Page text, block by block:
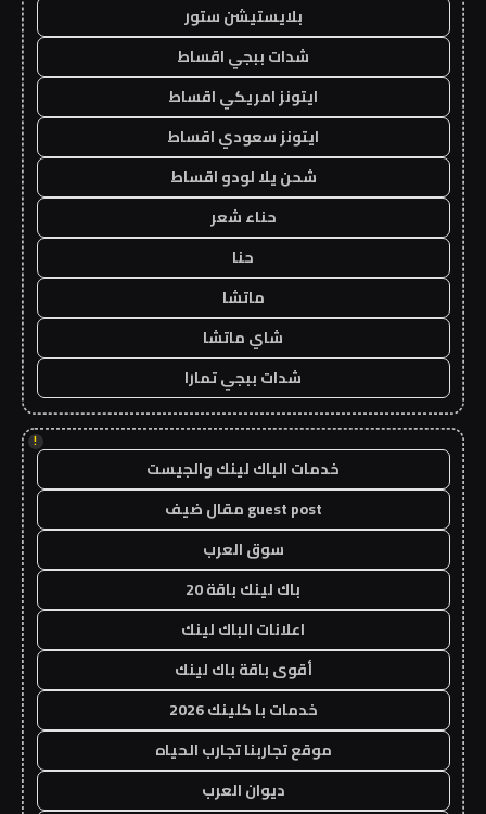
بلايستيشن ستور
شدات ببجي اقساط
ايتونز امريكي اقساط
ايتونز سعودي اقساط
شحن يلا لودو اقساط
حناء شعر
حنا
ماتشا
شاي ماتشا
شدات ببجي تمارا
!
خدمات الباك لينك والجيست
guest post مقال ضيف
سوق العرب
باك لينك باقة 20
اعلانات الباك لينك
أقوى باقة باك لينك
خدمات با كلينك 2026
موقع تجاربنا تجارب الحياه
ديوان العرب